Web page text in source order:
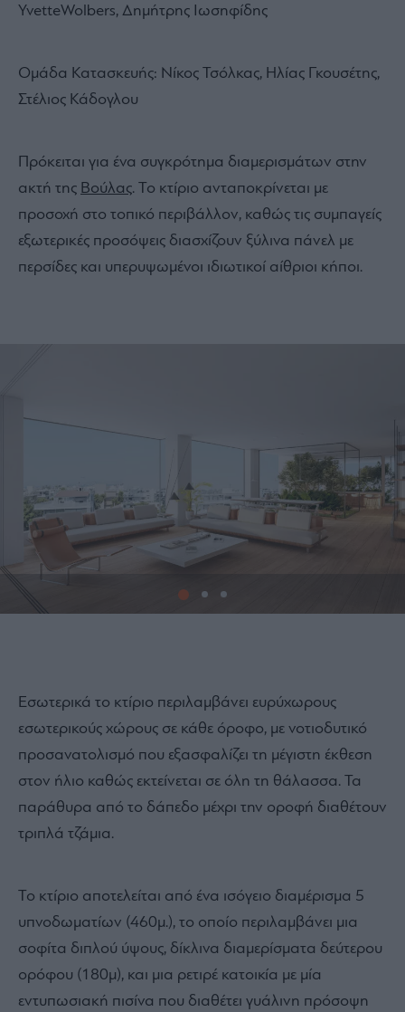
YvetteWolbers, Δημήτρης Ιωσηφίδης
Ομάδα Κατασκευής: Νίκος Τσόλκας, Ηλίας Γκουσέτης,
Στέλιος Κάδογλου
Πρόκειται για ένα συγκρότημα διαμερισμάτων στην
ακτή της Βούλας. Το κτίριο ανταποκρίνεται με
προσοχή στο τοπικό περιβάλλον, καθώς τις συμπαγείς
εξωτερικές προσόψεις διασχίζουν ξύλινα πάνελ με
περσίδες και υπερυψωμένοι ιδιωτικοί αίθριοι κήποι.
Εσωτερικά το κτίριο περιλαμβάνει ευρύχωρους
εσωτερικούς χώρους σε κάθε όροφο, με νοτιοδυτικό
προσανατολισμό που εξασφαλίζει τη μέγιστη έκθεση
στον ήλιο καθώς εκτείνεται σε όλη τη θάλασσα. Τα
παράθυρα από το δάπεδο μέχρι την οροφή διαθέτουν
τριπλά τζάμια.
Το κτίριο αποτελείται από ένα ισόγειο διαμέρισμα 5
υπνοδωματίων (460μ.), το οποίο περιλαμβάνει μια
σοφίτα διπλού ύψους, δίκλινα διαμερίσματα δεύτερου
ορόφου (180μ), και μια ρετιρέ κατοικία με μία
εντυπωσιακή πισίνα που διαθέτει γυάλινη πρόσοψη